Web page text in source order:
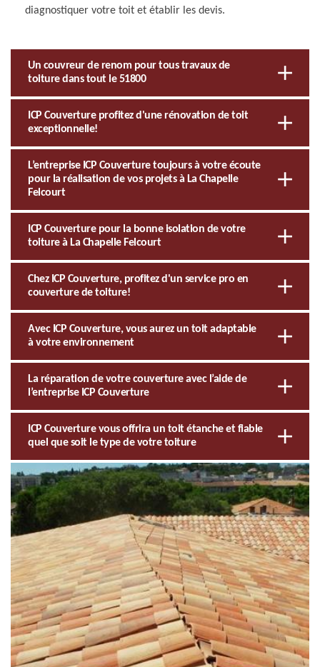
diagnostiquer votre toit et établir les devis.
Un couvreur de renom pour tous travaux de
toiture dans tout le 51800
ICP Couverture profitez d'une rénovation de toit
exceptionnelle!
L’entreprise ICP Couverture toujours à votre écoute
pour la réalisation de vos projets à La Chapelle
Felcourt
ICP Couverture pour la bonne isolation de votre
toiture à La Chapelle Felcourt
Chez ICP Couverture, profitez d'un service pro en
couverture de toiture!
Avec ICP Couverture, vous aurez un toit adaptable
à votre environnement
La réparation de votre couverture avec l’aide de
l’entreprise ICP Couverture
ICP Couverture vous offrira un toit étanche et fiable
quel que soit le type de votre toiture